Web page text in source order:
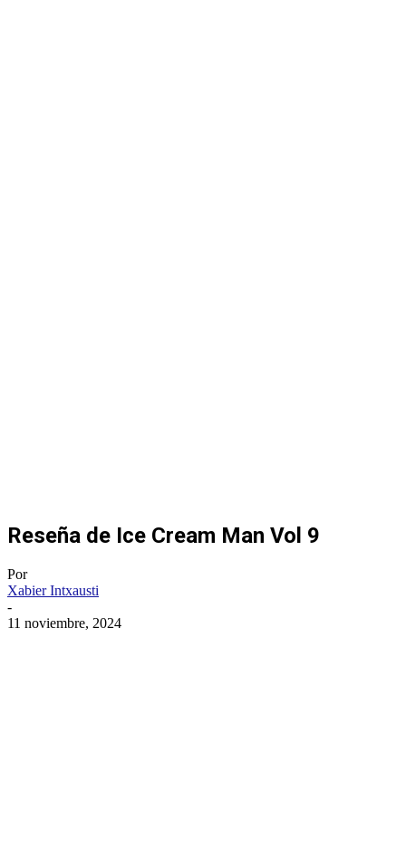
Reseña de Ice Cream Man Vol 9
Por
Xabier Intxausti
-
11 noviembre, 2024